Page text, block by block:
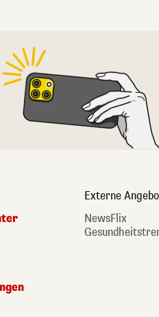
Externe
NewsFlix